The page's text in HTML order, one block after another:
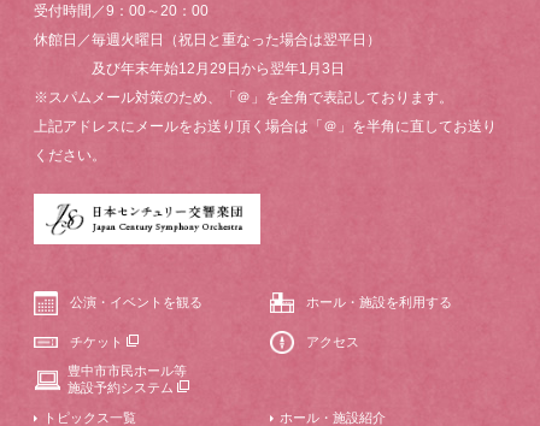
受付時間／9：00～20：00
休館日／毎週火曜日（祝日と重なった場合は翌平日）
及び年末年始12月29日から翌年1月3日
※スパムメール対策のため、「＠」を全角で表記しております。
上記アドレスにメールをお送り頂く場合は「＠」を半角に直してお送り
ください。
公演・イベントを観る ホール・施設を利用する
チケット
アクセス
豊中市市民ホール等
施設予約システム
トピックス一覧 ホール・施設紹介